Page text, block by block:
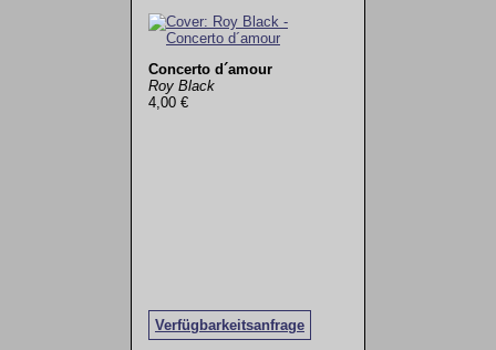
Concerto d´amour
Roy Black
4,00 €
Verfügbarkeitsanfrage